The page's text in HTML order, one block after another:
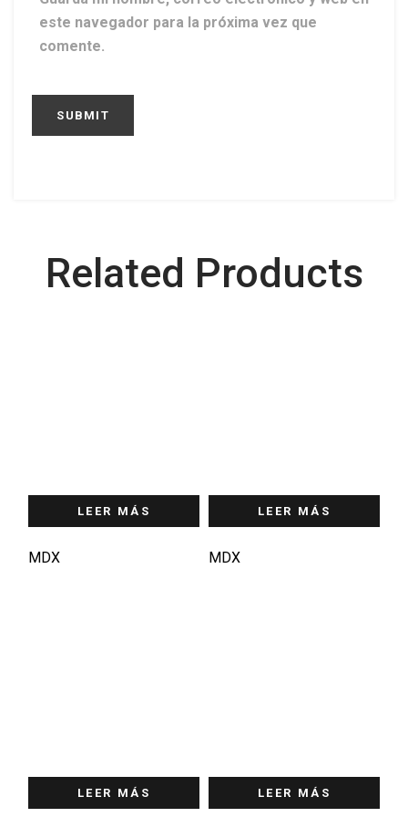
este navegador para la próxima vez que
comente.
Related Products
LEER MÁS
MDX
LEER MÁS
MDX
LEER MÁS LEER MÁS